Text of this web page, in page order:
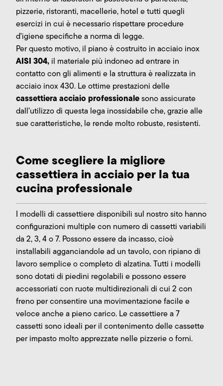
pizzerie, ristoranti, macellerie, hotel e tutti quegli
esercizi in cui è necessario rispettare procedure
d'igiene specifiche a norma di legge.
Per questo motivo, il piano è costruito in acciaio inox
AISI 304, il materiale più indoneo ad entrare in
contatto con gli alimenti e la struttura è realizzata in
acciaio inox 430. Le ottime prestazioni delle
cassettiera acciaio professionalesono assicurate
dall’utilizzo di questa lega inossidabile che, grazie alle
sue caratteristiche, le rende molto robuste, resistenti.
Come scegliere la migliore
cassettiera in acciaio per la tua
cucina professionale
I modelli di cassettiere disponibili sul nostro sito hanno
configurazioni multiple con numero di cassetti variabili
da 2, 3, 4 o 7. Possono essere da incasso, cioè
installabili agganciandole ad un tavolo, con ripiano di
lavoro semplice o completo di alzatina. Tutti i modelli
sono dotati di piedini regolabili e possono essere
accessoriati con ruote multidirezionali di cui 2 con
freno per consentire una movimentazione facile e
veloce anche a pieno carico. Le cassettiere a 7
cassetti sono ideali per il contenimento delle cassette
per impasto molto apprezzate nelle pizzerie o forni.